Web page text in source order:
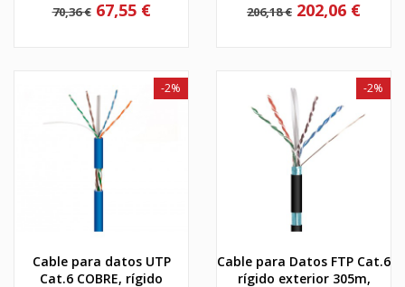
70,36 € 67,55 € 206,18 € 202,06 €
Cable para datos UTP
Cat.6 COBRE, rígido
-2%
Cable para Datos FTP Cat.6
rígido exterior 305m,
-2%